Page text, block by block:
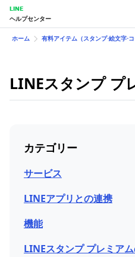
LINE
ヘルプセンター
ホーム 有料アイテム（スタンプ⋅絵文字⋅コ
LINEスタンプ プ
カテゴリー
サービス
LINEアプリとの連携
機能
LINEスタンプ プレミア